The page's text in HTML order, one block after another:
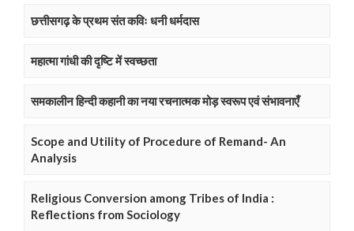
छत्तीसगढ़ के प्रथम संत कविः धनी धर्मदास
महात्मा गांधी की दृष्टि में स्वच्छता
समकालीन हिन्दी कहानी का नया रचनात्मक मोड़ स्वरूप एवं संभावनाएँ
Scope and Utility of Procedure of Remand- An
Analysis
Religious Conversion among Tribes of India :
Reflections from Sociology